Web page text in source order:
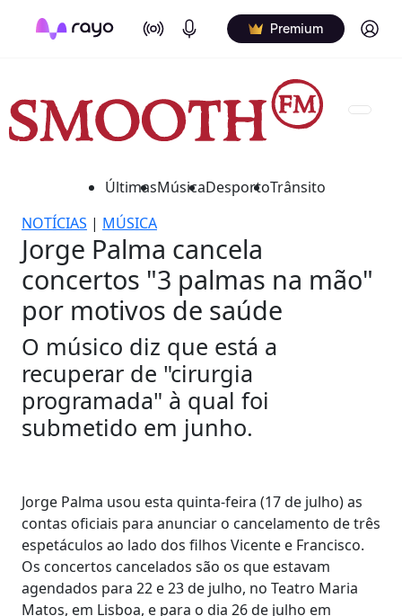
On Air Podcasts Premium Log in
ÚltimasMúsicaDesportoTrânsito
NOTÍCIAS | MÚSICA
Jorge Palma cancela
concertos "3 palmas na mão"
por motivos de saúde
O músico diz que está a
recuperar de "cirurgia
programada" à qual foi
submetido em junho.
Jorge Palma usou esta quinta-feira (17 de julho) as
contas oficiais para anunciar o cancelamento de três
espetáculos ao lado dos filhos Vicente e Francisco.
Os concertos cancelados são os que estavam
agendados para 22 e 23 de julho, no Teatro Maria
Matos, em Lisboa, e para o dia 26 de julho em